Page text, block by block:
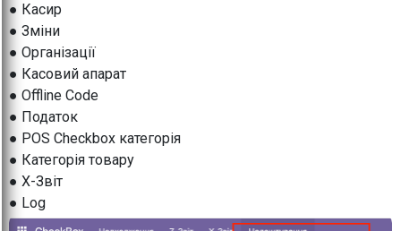
● Касир
● Зміни
● Організації
● Касовий апарат
● Offline Code
● Податок
● POS Checkbox категорія
● Категорія товару
● X-Звіт
● Log